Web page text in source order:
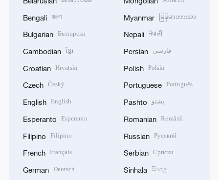
Bengali বাংলা
Bulgarian Български
Cambodian ខ្មែរ
Croatian Hrvatski
Czech Český
English English
Esperanto Esperanto
Filipino Filipino
French Français
German Deutsch
Myanmar မြန်မာဘာသာ
Nepali नेपाली
Persian فارسی
Polish Polski
Portuguese Português
Pashto پښتو
Romanian Română
Russian Русский
Serbian Српски
Sinhala සිංහල